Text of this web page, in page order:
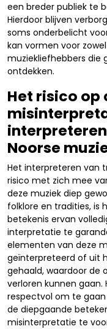
een breder publiek te
Hierdoor blijven
soms onderbelicht
kan vormen voor
muziekliefhebbers die
ontdekken.
Het risico
Noorse
Het interpreteren van
risico met zich mee
deze muziek diep
folklore en tradities, is
betekenis ervan
interpretatie te
elementen van deze
geïnterpreteerd of uit
gehaald, waardoor de
verloren kunnen gaan.
respectvol om te
de diepgaande
misinterpretatie te